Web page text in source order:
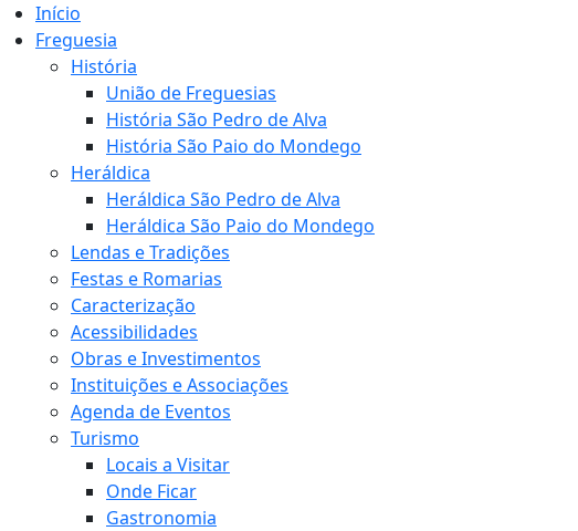
Início
Freguesia
História
União de Freguesias
História São Pedro de Alva
História São Paio do Mondego
Heráldica
Heráldica São Pedro de Alva
Heráldica São Paio do Mondego
Lendas e Tradições
Festas e Romarias
Caracterização
Acessibilidades
Obras e Investimentos
Instituições e Associações
Agenda de Eventos
Turismo
Locais a Visitar
Onde Ficar
Gastronomia